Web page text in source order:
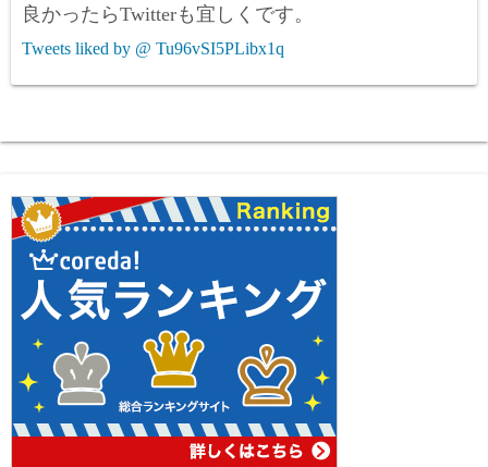
良かったらTwitterも宜しくです。
Tweets liked by @ Tu96vSI5PLibx1q